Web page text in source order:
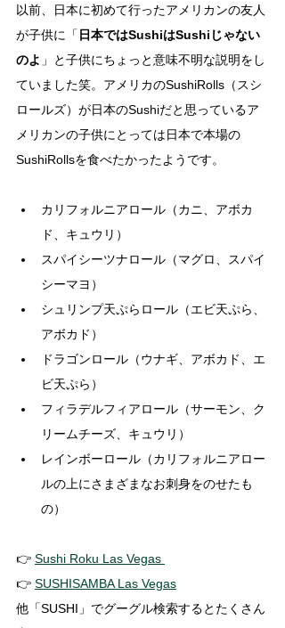
以前、日本に初めて行ったアメリカンの友人
が子供に「日本ではSushiはSushiじゃない
のよ 」と子供にちょっと意味不明な説明をし
ていました笑。アメリカのSushiRolls（スシ
ロールズ）が日本のSushiだと思っているア
メリカンの子供にとっては日本で本場の
SushiRollsを食べたかったようです。
カリフォルニアロール（カニ、アボカ
ド、キュウリ）
スパイシーツナロール（マグロ、スパイ
シーマヨ）
シュリンプ天ぷらロール（エビ天ぷら、
アボカド）
ドラゴンロール（ウナギ、アボカド、エ
ビ天ぷら）
フィラデルフィアロール（サーモン、ク
リームチーズ、キュウリ）
レインボーロール（カリフォルニアロー
ルの上にさまざまなお刺身をのせたも
の）
👉 Sushi Roku Las Vegas
👉 SUSHISAMBA Las Vegas
他「SUSHI」でグーグル検索するとたくさん